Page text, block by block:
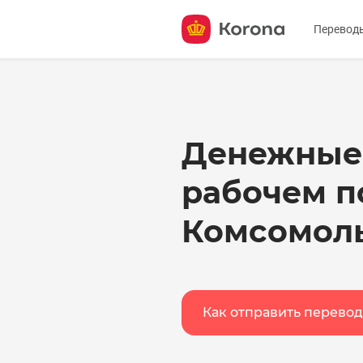
О
рабочем
Как отправить перевод